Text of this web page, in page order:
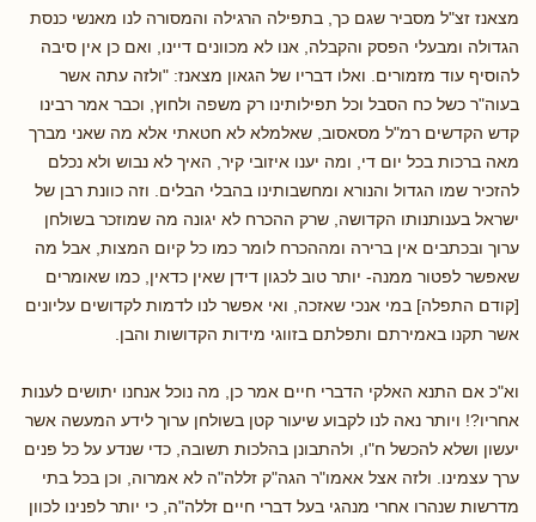
מצאנז זצ"ל מסביר שגם כך, בתפילה הרגילה והמסורה לנו מאנשי כנסת
הגדולה ומבעלי הפסק והקבלה, אנו לא מכוונים דיינו, ואם כן אין סיבה
להוסיף עוד מזמורים. ואלו דבריו של הגאון מצאנז: "ולזה עתה אשר
בעוה"ר כשל כח הסבל וכל תפילותינו רק משפה ולחוץ, וכבר אמר רבינו
קדש הקדשים רמ"ל מסאסוב, שאלמלא לא חטאתי אלא מה שאני מברך
מאה ברכות בכל יום די, ומה יענו איזובי קיר, האיך לא נבוש ולא נכלם
להזכיר שמו הגדול והנורא ומחשבותינו בהבלי הבלים. וזה כוונת רבן של
ישראל בענותנותו הקדושה, שרק ההכרח לא יגונה מה שמוזכר בשולחן
ערוך ובכתבים אין ברירה ומההכרח לומר כמו כל קיום המצות, אבל מה
שאפשר לפטור ממנה- יותר טוב לכגון דידן שאין כדאין, כמו שאומרים
[קודם התפלה] במי אנכי שאזכה, ואי אפשר לנו לדמות לקדושים עליונים
אשר תקנו באמירתם ותפלתם בזווגי מידות הקדושות והבן.
וא"כ אם התנא האלקי הדברי חיים אמר כן, מה נוכל אנחנו יתושים לענות
אחריו?! ויותר נאה לנו לקבוע שיעור קטן בשולחן ערוך לידע המעשה אשר
יעשון ושלא להכשל ח"ו, ולהתבונן בהלכות תשובה, כדי שנדע על כל פנים
ערך עצמינו. ולזה אצל אאמו"ר הגה"ק זללה"ה לא אמרוה, וכן בכל בתי
מדרשות שנהרו אחרי מנהגי בעל דברי חיים זללה"ה, כי יותר לפנינו לכוון